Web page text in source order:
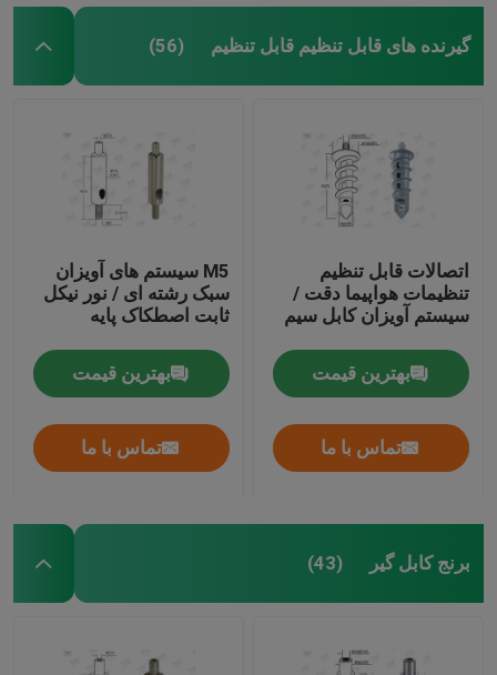
گیرنده های قابل تنظیم قابل تنظیم (56)
اتصالات قابل تنظیم
تنظیمات هواپیما دقت /
سیستم آویزان کابل سیم
بهترین قیمت
تماس با ما
M5 سیستم های آویزان
سبک رشته ای / نور نیکل
ثابت اصطکاک پایه
بهترین قیمت
تماس با ما
برنج کابل گیر (43)